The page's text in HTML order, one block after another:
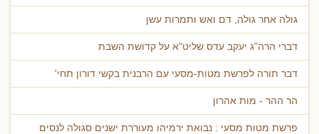
גולה אחר גולה, דם ואש ותמרות עשן
דברי הרה"ג יעקב עדס שליט"א על קדושת השבת
דבר תורה לפרשת מטות-מסעי עם הרבנית בקשי דורון תחי'
הר ההר - מות אהרון
פרשת מטות מסעי : נבואת ירמיהו מעוררת ישנים סגולה לנסים